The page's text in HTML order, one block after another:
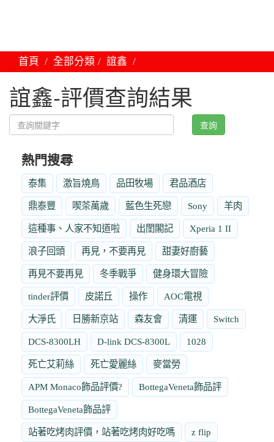
首頁 全部分類 誼鑫
誼鑫-評價查詢結果
查詢
熱門搜尋
泰集 激旨燒鳥 品田牧場 君品酒店
鼎泰豐 喫茶萬歲 藍色生死戀 Sony 羊肉
這種事、人家不知道啦 出閨閣記 Xperia 1 II
浪子回頭 再見，不要再見 甜妻好廚藝
再見不要再見 冬季戰爭 健身環大冒險
tinder評價 皮諾丘 操作 AOC電視
大淨氏 日勝新京站 森友會 清運 Switch
DCS-8300LH D-link DCS-8300L 1028
死亡艾莉絲 死亡愛麗絲 麥當勞
APM Monaco飾品評價? BottegaVeneta飾品評
BottegaVeneta飾品評
站著吃烤肉評價，站著吃烤肉好吃嗎 z flip